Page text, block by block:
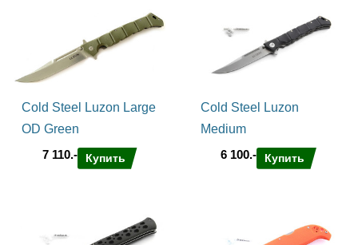
Cold Steel Luzon Large
OD Green
7 110.-
Купить
Cold Steel Luzon
Medium
6 100.-
Купить